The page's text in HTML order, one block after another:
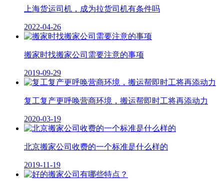
上海货运司机，成为拉货司机有条件吗
2022-04-26
搬家时找搬家公司需要注意的事项
2019-09-29
复工复产更呼唤营商环境，搬运帮即时工将再添动力
2020-03-19
北京搬家公司收费的一个标准是什么样的
2019-11-19